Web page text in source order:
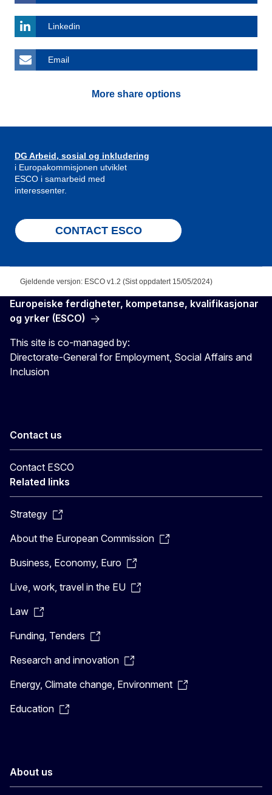
Linkedin
Email
More share options
DG Arbeid, sosial og inkludering
i Europakommisjonen utviklet
ESCO i samarbeid med
interessenter.
CONTACT ESCO
Gjeldende versjon: ESCO v1.2 (Sist oppdatert 15/05/2024)
Europeiske ferdigheter, kompetanse, kvalifikasjonar
og yrker (ESCO)
This site is co-managed by:
Directorate-General for Employment, Social Affairs and
Inclusion
Contact us
Contact ESCO
Related links
Strategy
About the European Commission
Business, Economy, Euro
Live, work, travel in the EU
Law
Funding, Tenders
Research and innovation
Energy, Climate change, Environment
Education
About us